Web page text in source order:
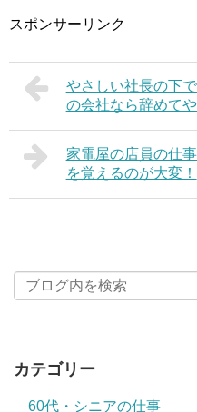
スポンサーリンク
やさしい社長の下
の会社なら辞めて
家電屋の店員の仕
を覚えるのが大変！
カテゴリー
60代・シニアの仕事